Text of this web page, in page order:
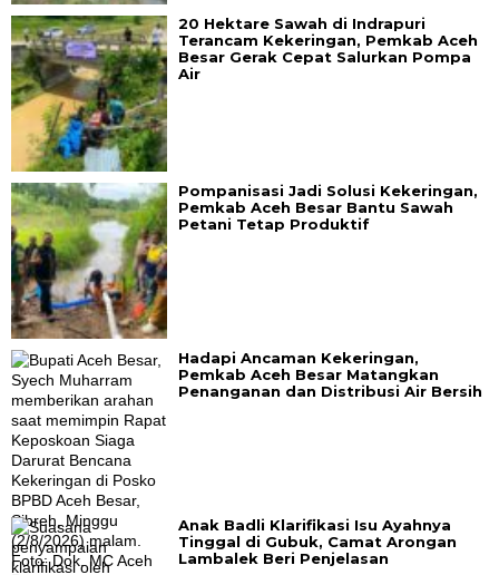
20 Hektare Sawah di Indrapuri
Terancam Kekeringan, Pemkab Aceh
Besar Gerak Cepat Salurkan Pompa
Air
Pompanisasi Jadi Solusi Kekeringan,
Pemkab Aceh Besar Bantu Sawah
Petani Tetap Produktif
Hadapi Ancaman Kekeringan,
Pemkab Aceh Besar Matangkan
Penanganan dan Distribusi Air Bersih
Anak Badli Klarifikasi Isu Ayahnya
Tinggal di Gubuk, Camat Arongan
Lambalek Beri Penjelasan